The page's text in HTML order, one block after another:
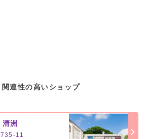
関連性の高いショップ
洲
11